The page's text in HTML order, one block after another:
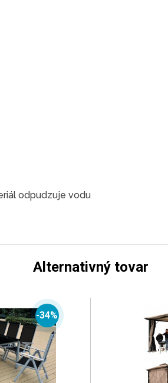
odpudzuje vodu
Alternativný tovar
-34%